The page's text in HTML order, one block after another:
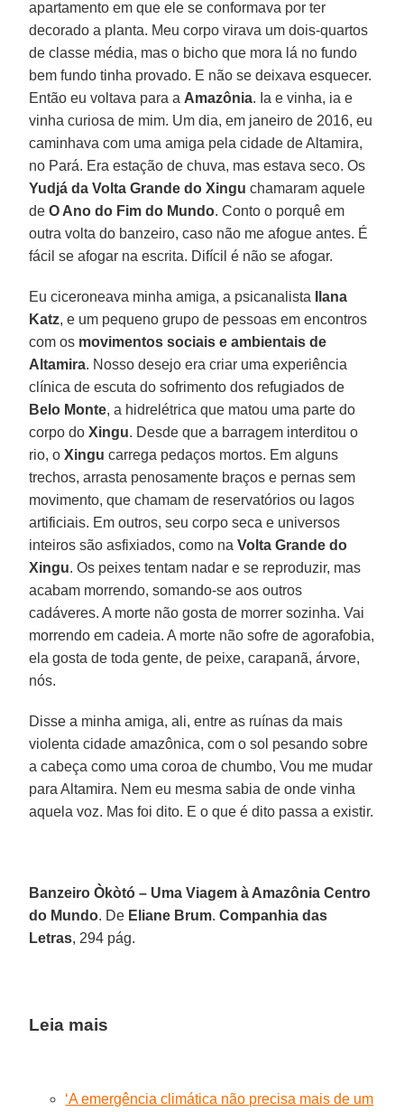
apartamento em que ele se conformava por ter
decorado a planta. Meu corpo virava um dois-quartos
de classe média, mas o bicho que mora lá no fundo
bem fundo tinha provado. E não se deixava esquecer.
Então eu voltava para a Amazônia. Ia e vinha, ia e
vinha curiosa de mim. Um dia, em janeiro de 2016, eu
caminhava com uma amiga pela cidade de Altamira,
no Pará. Era estação de chuva, mas estava seco. Os
Yudjá da Volta Grande do Xingu chamaram aquele
deO Ano do Fim do Mundo. Conto o porquê em
outra volta do banzeiro, caso não me afogue antes. É
fácil se afogar na escrita. Difícil é não se afogar.
Eu ciceroneava minha amiga, a psicanalista
Ilana
Katz, e um pequeno grupo de pessoas em encontros
com os movimentos sociais e ambientais de
Altamira. Nosso desejo era criar uma experiência
clínica de escuta do sofrimento dos refugiados de
Belo Monte, a hidrelétrica que matou uma parte do
corpo doXingu. Desde que a barragem interditou o
rio, oXingu carrega pedaços mortos. Em alguns
trechos, arrasta penosamente braços e pernas sem
movimento, que chamam de reservatórios ou lagos
artificiais. Em outros, seu corpo seca e universos
inteiros são asfixiados, como naVolta Grande do
Xingu. Os peixes tentam nadar e se reproduzir, mas
acabam morrendo, somando-se aos outros
cadáveres. A morte não gosta de morrer sozinha. Vai
morrendo em cadeia. A morte não sofre de agorafobia,
ela gosta de toda gente, de peixe, carapanã, árvore,
nós.
Disse a minha amiga, ali, entre as ruínas da mais
violenta cidade amazônica, com o sol pesando sobre
a cabeça como uma coroa de chumbo, Vou me mudar
para Altamira. Nem eu mesma sabia de onde vinha
aquela voz. Mas foi dito. E o que é dito passa a existir.
Banzeiro Òkòtó – Uma Viagem à Amazônia Centro
do Mundo. De Eliane Brum.Companhia das
Letras, 294 pág.
Leia mais
‘A emergência climática não precisa mais de um